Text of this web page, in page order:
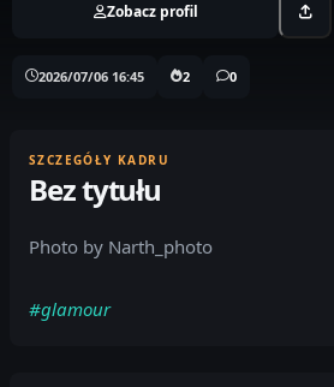
Zobacz profil
2026/07/06 16:45 2 0
SZCZEGÓŁY KADRU
Bez tytułu
Photo by Narth_photo
#glamour